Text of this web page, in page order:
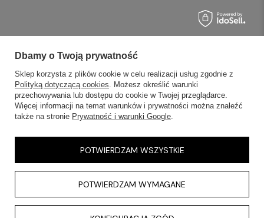
Dbamy o Twoją prywatność
Sklep korzysta z plików cookie w celu realizacji usług zgodnie z
Polityką dotyczącą cookies. Możesz określić warunki
przechowywania lub dostępu do cookie w Twojej przeglądarce.
Więcej informacji na temat warunków i prywatności można znaleźć
także na stronie Prywatność i warunki Google.
POTWIERDZAM WYMAGANE
POTWIERDZAM WSZYSTKIE